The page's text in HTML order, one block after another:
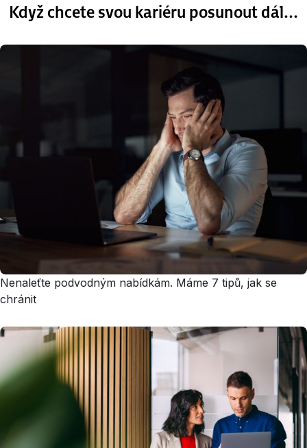
Když chcete svou kariéru posunout dál…
Nenaleťte podvodným nabídkám. Máme 7 tipů, jak se
chránit